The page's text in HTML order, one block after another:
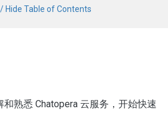
a
Hide Table of Contents
熟悉 Chatopera 云服务，开始快速